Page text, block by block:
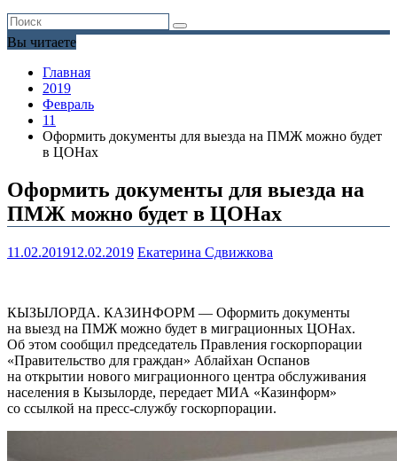
Вы читаете
Главная
2019
Февраль
11
Оформить документы для выезда на ПМЖ можно будет
в ЦОНах
Оформить документы для выезда на
ПМЖ можно будет в ЦОНах
11.02.201912.02.2019 Екатерина Сдвижкова
КЫЗЫЛОРДА. КАЗИНФОРМ — Оформить документы
на выезд на ПМЖ можно будет в миграционных ЦОНах.
Об этом сообщил председатель Правления госкорпорации
«Правительство для граждан» Аблайхан Оспанов
на открытии нового миграционного центра обслуживания
населения в Кызылорде, передает МИА «Казинформ»
со ссылкой на пресс-службу госкорпорации.